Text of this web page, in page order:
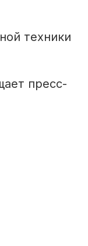
техники
пресс-